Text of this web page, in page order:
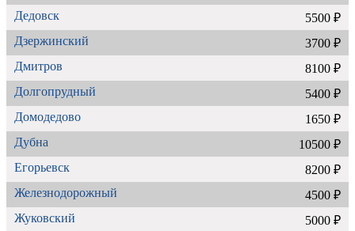
Дедовск
5500 ₽
Дзержинский
3700 ₽
Дмитров
8100 ₽
Долгопрудный
5400 ₽
Домодедово
1650 ₽
Дубна
10500 ₽
Егорьевск
8200 ₽
Железнодорожный
4500 ₽
Жуковский
5000 ₽